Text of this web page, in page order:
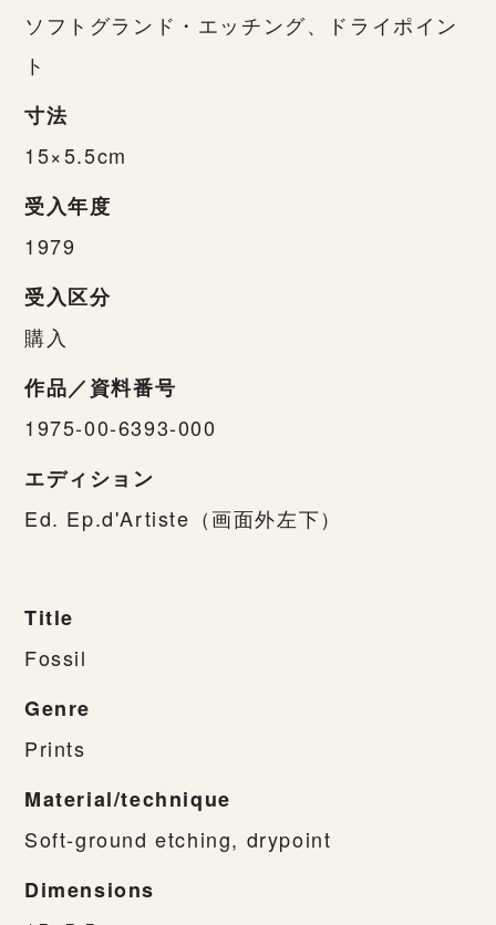
ソフトグランド・エッチング、ドライポイン
ト
寸法
15×5.5cm
受入年度
1979
受入区分
購入
作品／資料番号
1975-00-6393-000
エディション
Ed. Ep.d'Artiste（画面外左下）
Title
Fossil
Genre
Prints
Material/technique
Soft-ground etching, drypoint
Dimensions